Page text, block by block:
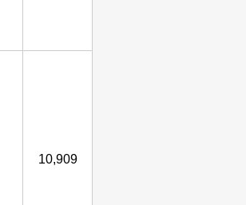
10,909